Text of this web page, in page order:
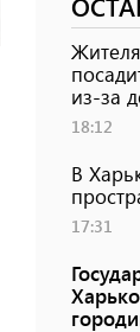
из-за
18:12
В
17:31